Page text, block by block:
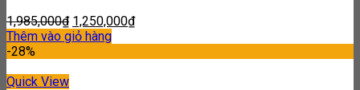
1,985,000₫ 1,250,000₫
Thêm vào giỏ hàng
-28%
Quick View